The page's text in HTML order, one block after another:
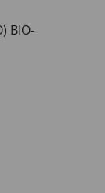
BIO-